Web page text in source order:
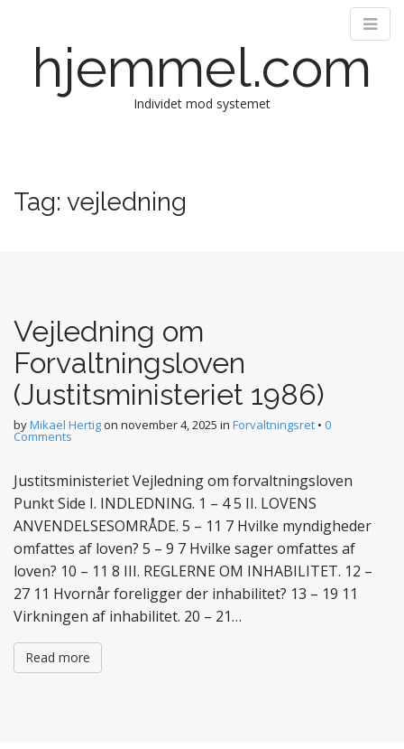
hjemmel.com
Individet mod systemet
i
n
p
t
e
n
t
Tag: vejledning
Vejledning om
Forvaltningsloven
(Justitsministeriet 1986)
byMikael Hertigon november 4, 2025 in Forvaltningsret • 0
Comments
Justitsministeriet Vejledning om forvaltningsloven
Punkt Side I. INDLEDNING. 1 – 4 5 II. LOVENS
ANVENDELSESOMRÅDE. 5 – 11 7 Hvilke myndigheder
omfattes af loven? 5 – 9 7 Hvilke sager omfattes af
loven? 10 – 11 8 III. REGLERNE OM INHABILITET. 12 –
27 11 Hvornår foreligger der inhabilitet? 13 – 19 11
Virkningen af inhabilitet. 20 – 21…
Read more